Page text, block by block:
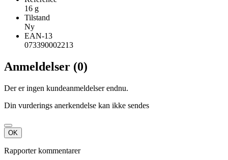
16 g
Tilstand
Ny
EAN-13
073390002213
Anmeldelser (0)
Der er ingen kundeanmeldelser endnu.
Din vurderings anerkendelse kan ikke sendes
OK
Rapporter kommentarer